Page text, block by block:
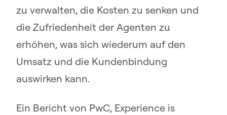
zu verwalten, die Kosten zu senken und
die Zufriedenheit der Agenten zu
erhöhen, was sich wiederum auf den
Umsatz und die Kundenbindung
auswirken kann.
Ein Bericht von PwC, Experience is